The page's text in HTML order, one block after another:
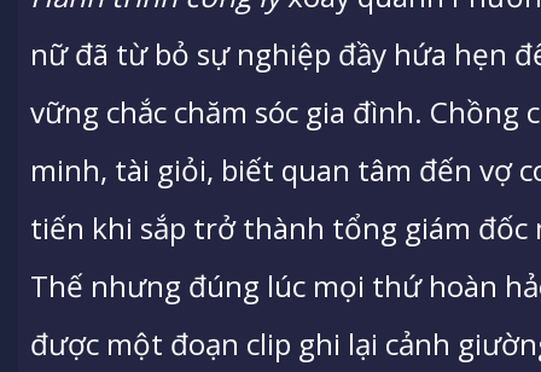
nữ đã từ bỏ sự nghiệp đầy hứa hẹn
vững chắc chăm sóc gia đình. Chồng
minh, tài giỏi, biết quan tâm đến vợ
tiến khi sắp trở thành tổng giám
Thế nhưng đúng lúc mọi thứ hoàn
được một đoạn clip ghi lại cảnh